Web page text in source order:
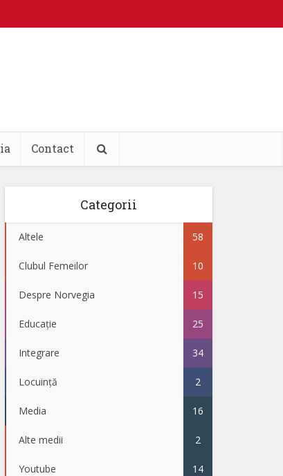
Contact
Categorii
Altele 58
Clubul Femeilor 10
Despre Norvegia 15
Educație 25
Integrare 34
Locuință 2
Media 16
Alte medii 2
Youtube 14